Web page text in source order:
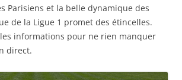
Parisiens et la belle dynamique des
de la Ligue 1 promet des étincelles.
informations pour ne rien manquer
direct.